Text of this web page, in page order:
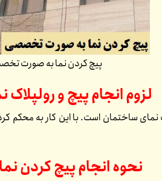
پیچ کردن نما به صورت
لزوم انجام پیچ و رولپلاک
نمای ساختمان است. با این کار به
نحوه انجام پیچ کردن